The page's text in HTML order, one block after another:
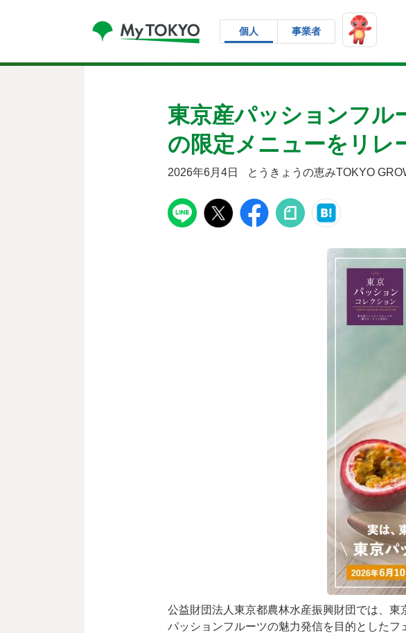
個人 事業者
東京産パッションフ
の限定メニューをリレ
2026年6月4日 とうきょうの恵みTOKYO
公益財団法人東京都農林水産振興財団では、
パッションフルーツの魅力発信を目的としたフ